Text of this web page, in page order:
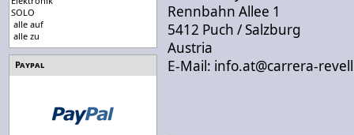
SOLO
alle auf
alle zu
Paypal
Rennbahn Allee 1
5412 Puch / Salzburg
Austria
E-Mail: info.at@carrera-